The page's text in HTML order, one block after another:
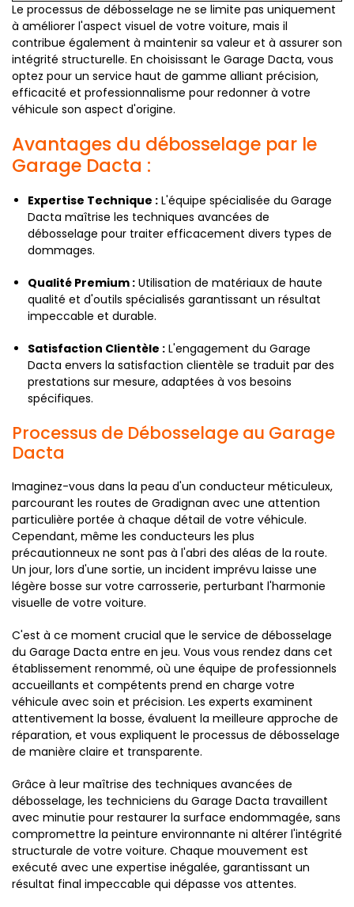
Le processus de débosselage ne se limite pas uniquement
à améliorer l'aspect visuel de votre voiture, mais il
contribue également à maintenir sa valeur et à assurer son
intégrité structurelle. En choisissant le Garage Dacta, vous
optez pour un service haut de gamme alliant précision,
efficacité et professionnalisme pour redonner à votre
véhicule son aspect d'origine.
Avantages du débosselage par le
Garage Dacta :
Expertise Technique : L'équipe spécialisée du Garage
Dacta maîtrise les techniques avancées de
débosselage pour traiter efficacement divers types de
dommages.
Qualité Premium : Utilisation de matériaux de haute
qualité et d'outils spécialisés garantissant un résultat
impeccable et durable.
Satisfaction Clientèle : L'engagement du Garage
Dacta envers la satisfaction clientèle se traduit par des
prestations sur mesure, adaptées à vos besoins
spécifiques.
Processus de Débosselage au Garage
Dacta
Imaginez-vous dans la peau d'un conducteur méticuleux,
parcourant les routes de Gradignan avec une attention
particulière portée à chaque détail de votre véhicule.
Cependant, même les conducteurs les plus
précautionneux ne sont pas à l'abri des aléas de la route.
Un jour, lors d'une sortie, un incident imprévu laisse une
légère bosse sur votre carrosserie, perturbant l'harmonie
visuelle de votre voiture.
C'est à ce moment crucial que le service de débosselage
du Garage Dacta entre en jeu. Vous vous rendez dans cet
établissement renommé, où une équipe de professionnels
accueillants et compétents prend en charge votre
véhicule avec soin et précision. Les experts examinent
attentivement la bosse, évaluent la meilleure approche de
réparation, et vous expliquent le processus de débosselage
de manière claire et transparente.
Grâce à leur maîtrise des techniques avancées de
débosselage, les techniciens du Garage Dacta travaillent
avec minutie pour restaurer la surface endommagée, sans
compromettre la peinture environnante ni altérer l'intégrité
structurale de votre voiture. Chaque mouvement est
exécuté avec une expertise inégalée, garantissant un
résultat final impeccable qui dépasse vos attentes.